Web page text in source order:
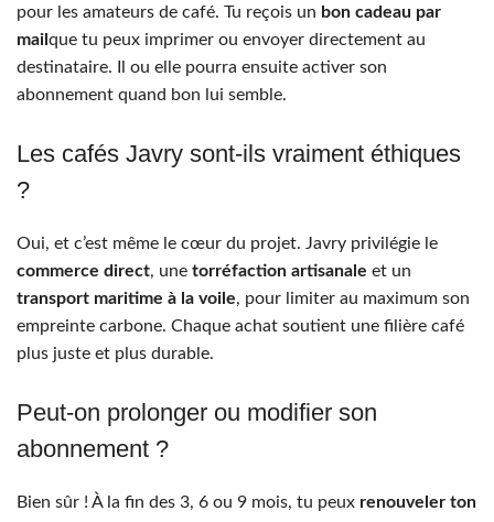
pour les amateurs de café. Tu reçois un bon cadeau par
mail que tu peux imprimer ou envoyer directement au
destinataire. Il ou elle pourra ensuite activer son
abonnement quand bon lui semble.
Les cafés Javry sont-ils vraiment éthiques
?
Oui, et c’est même le cœur du projet. Javry privilégie le
commerce direct, une torréfaction artisanale et un
transport maritime à la voile, pour limiter au maximum son
empreinte carbone. Chaque achat soutient une filière café
plus juste et plus durable.
Peut-on prolonger ou modifier son
abonnement ?
Bien sûr ! À la fin des 3, 6 ou 9 mois, tu peux renouveler ton